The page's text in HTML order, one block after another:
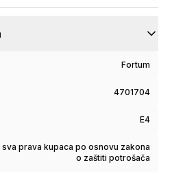
Fortum
4701704
E4
prava kupaca po osnovu zakona
o zaštiti potrošača